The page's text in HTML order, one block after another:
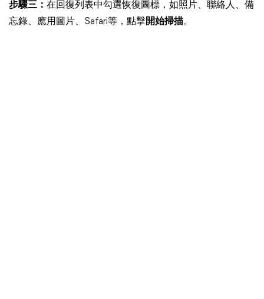
步驟三： 在回復列表中勾選恢復圖標，如照片、聯絡人、備
忘錄、應用圖片、Safari等，點擊開始掃描。